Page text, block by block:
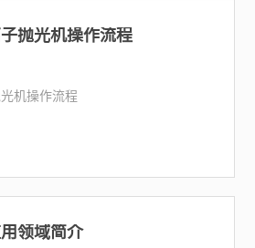
抛光机操作流程
机操作流程
领域简介